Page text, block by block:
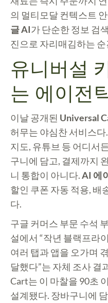
의 멀티모달 컨텍스트
글 AI가 단순한 정보 검
진으로 자리매김하는
유니버설
는 에이전
이날 공개된 Universal
허무는 야심찬 서비스
지도, 유튜브 등 어디서
구니에 담고, 결제까지
니 통합이 아니다.AI 에
할인 쿠폰 자동 적용, 배
다.
구글 커머스 부문 수석
설에서 “작년 블랙프라
여러 탭과 앱을 오가며
달했다”는 자체 조사 결
Cart는 이 마찰을 90초
설계됐다. 장바구니에